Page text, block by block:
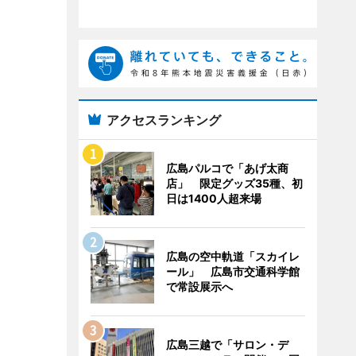
アクセスランキング
広島パルコで「あげ太商
店」 限定グッズ35種、初
日は1400人超来場
広島の空中軌道「スカイレ
ール」 広島市交通科学館
で常設展示へ
広島三越で「サロン・デ